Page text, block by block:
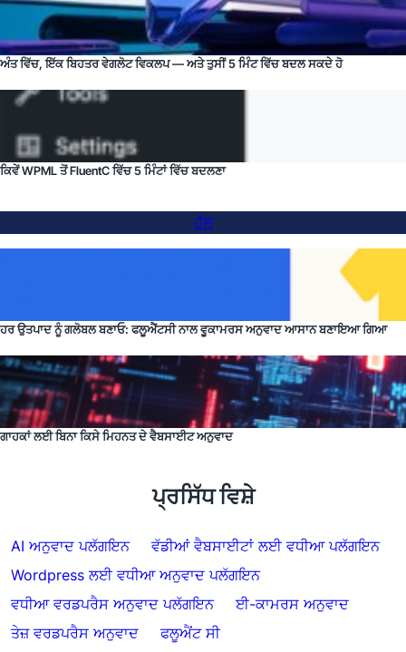
ਅੰਤ ਵਿੱਚ, ਇੱਕ ਬਿਹਤਰ ਵੇਗਲੋਟ ਵਿਕਲਪ — ਅਤੇ ਤੁਸੀਂ 5 ਮਿੰਟ ਵਿੱਚ ਬਦਲ ਸਕਦੇ ਹੋ
ਕਿਵੇਂ WPML ਤੋਂ FluentC ਵਿੱਚ 5 ਮਿੰਟਾਂ ਵਿੱਚ ਬਦਲਣਾ
ਹੱਲ
ਹਰ ਉਤਪਾਦ ਨੂੰ ਗਲੋਬਲ ਬਣਾਓ: ਫਲੂਐਂਟਸੀ ਨਾਲ ਵੂਕਾਮਰਸ ਅਨੁਵਾਦ ਆਸਾਨ ਬਣਾਇਆ ਗਿਆ
ਗਾਹਕਾਂ ਲਈ ਬਿਨਾ ਕਿਸੇ ਮਿਹਨਤ ਦੇ ਵੈਬਸਾਈਟ ਅਨੁਵਾਦ
ਪ੍ਰਸਿੱਧ ਵਿਸ਼ੇ
AI ਅਨੁਵਾਦ ਪਲੱਗਇਨ
ਵੱਡੀਆਂ ਵੈਬਸਾਈਟਾਂ ਲਈ ਵਧੀਆ ਪਲੱਗਇਨ
Wordpress ਲਈ ਵਧੀਆ ਅਨੁਵਾਦ ਪਲੱਗਇਨ
ਵਧੀਆ ਵਰਡਪਰੈਸ ਅਨੁਵਾਦ ਪਲੱਗਇਨ
ਈ-ਕਾਮਰਸ ਅਨੁਵਾਦ
ਤੇਜ਼ ਵਰਡਪਰੈਸ ਅਨੁਵਾਦ
ਫਲੂਐਂਟ ਸੀ